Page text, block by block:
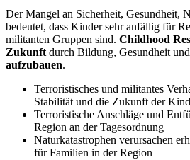
Der Mangel an Sicherheit, Gesundheit,
bedeutet, dass Kinder sehr anfällig für
militanten Gruppen sind. Childhood
Zukunft durch Bildung, Gesundheit
aufzubauen.
Terroristisches und militantes
Stabilität und die Zukunft der
Terroristische Anschläge und
Region an der Tagesordnung
Naturkatastrophen verursachen
für Familien in der Region